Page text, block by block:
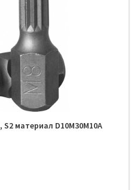
материал D10M30M10A